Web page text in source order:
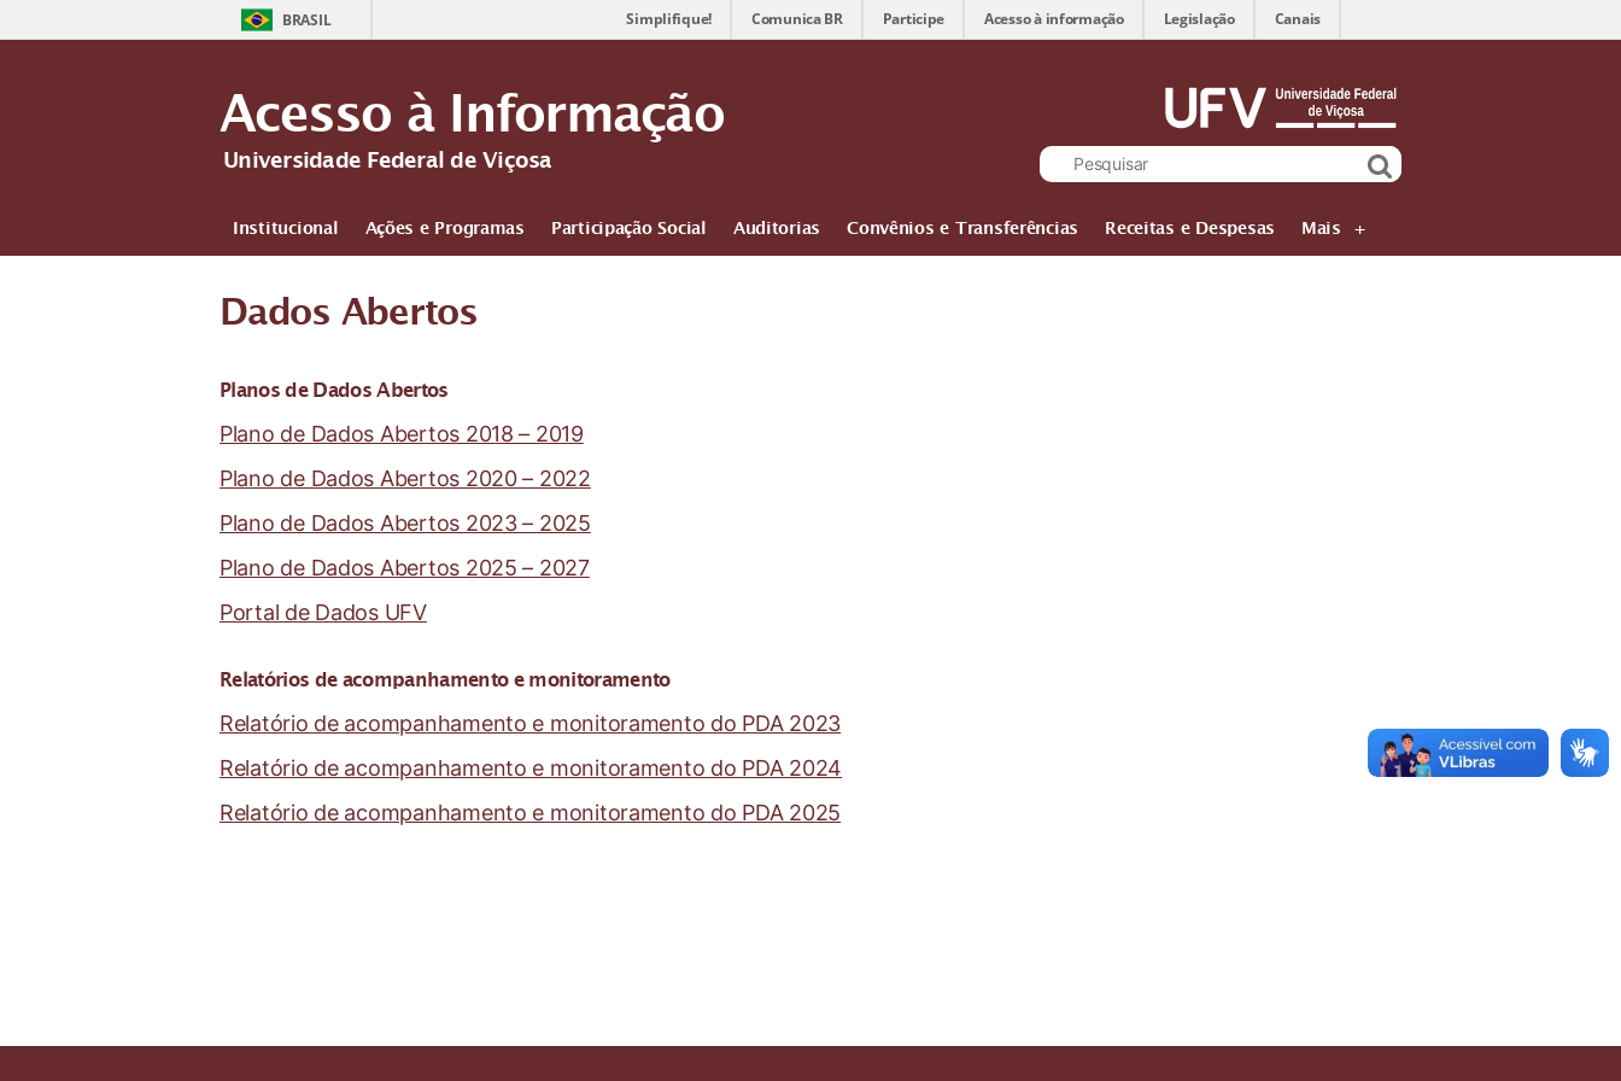
BRASIL Simplifique! Comunica BR Participe Acesso à informação Legislação Canais
Acesso à Informação
Universidade Federal de Viçosa
Institucional Ações e Programas Participação Social Auditorias Convênios e Transferências Receitas e Despesas Mais
Dados Abertos
Planos de Dados Abertos
Plano de Dados Abertos 2018 – 2019
Plano de Dados Abertos 2020 – 2022
Plano de Dados Abertos 2023 – 2025
Plano de Dados Abertos 2025 – 2027
Portal de Dados UFV
Relatórios de acompanhamento e monitoramento
Relatório de acompanhamento e monitoramento do PDA 2023
Relatório de acompanhamento e monitoramento do PDA 2024
Relatório de acompanhamento e monitoramento do PDA 2025